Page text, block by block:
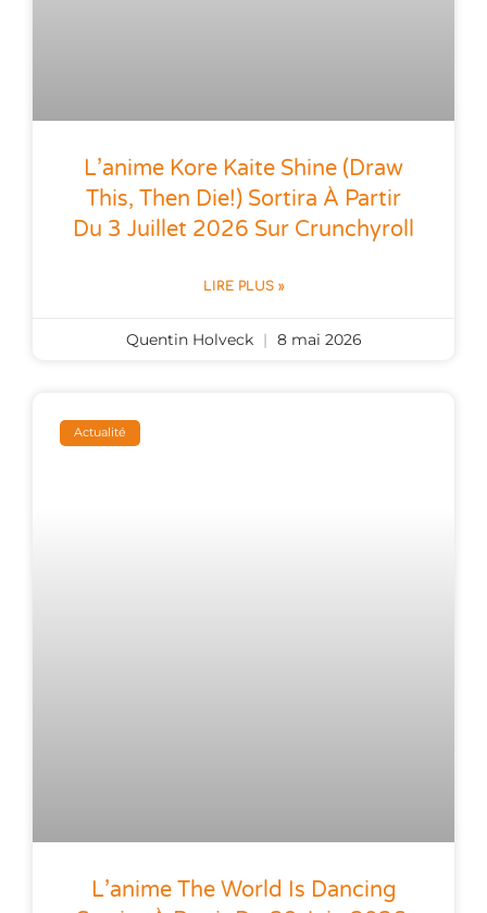
L’anime Kore Kaite Shine (Draw
This, Then Die!) Sortira À Partir
Du 3 Juillet 2026 Sur Crunchyroll
LIRE PLUS »
Quentin Holveck 8 mai 2026
Actualité
L’anime The World Is Dancing